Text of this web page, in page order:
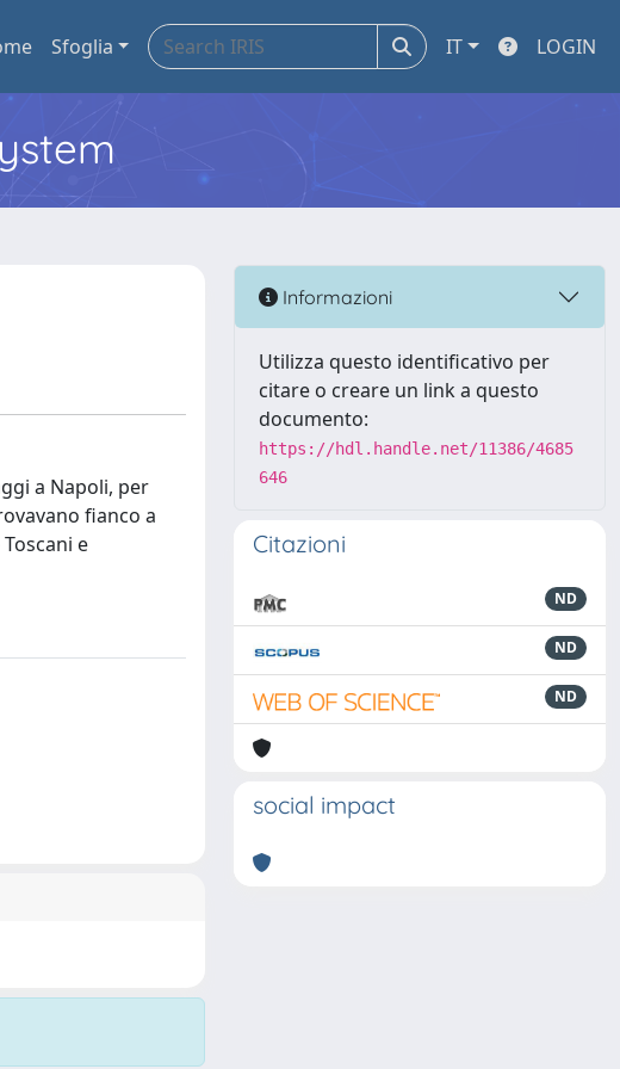
Sfoglia IT LOGIN
a Napoli, per
fianco a
e
Informazioni
Utilizza questo identificativo per
citare o creare un link a questo
documento:
https://hdl.handle.net/11386/4685
646
Citazioni
ND
ND
ND
social impact